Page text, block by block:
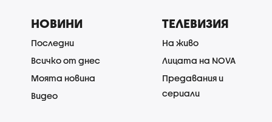
НОВИНИ
Последни
Всичко от днес
Моята новина
Видео
ТЕЛЕВИЗИЯ
На живо
Лицата на NOVA
Предавания и
сериали